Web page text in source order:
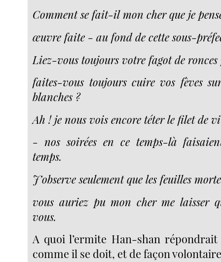
Comment se fait-il mon cher que je
œuvre faite - au fond de cette sous-
Liez-vous toujours votre fagot de
faites-vous toujours cuire vos fèves
blanches ?
Ah ! je nous vois encore téter le filet de
- nos soirées en ce temps-là
temps.
J’observe seulement que les feuilles
vous auriez pu mon cher me laisser
vous.
A quoi l’ermite Han-shan
comme il se doit, et de façon